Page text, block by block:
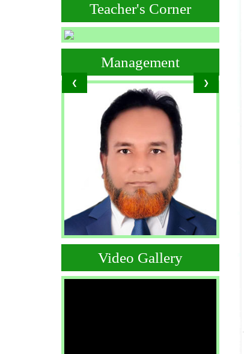
Teacher's Corner
❮ ❯
Management
Video Gallery